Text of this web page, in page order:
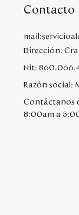
Contacto
Dirección:
Nit:
Razón social:
Contáctanos
8:00am a